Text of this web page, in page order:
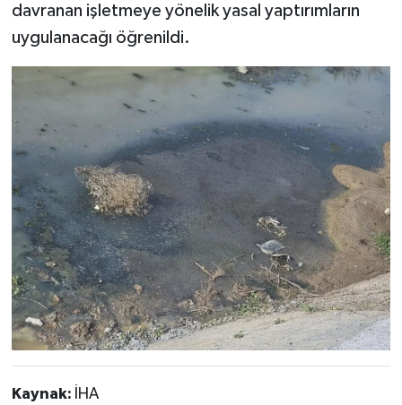
davranan işletmeye yönelik yasal yaptırımların
uygulanacağı öğrenildi.
Kaynak: İHA